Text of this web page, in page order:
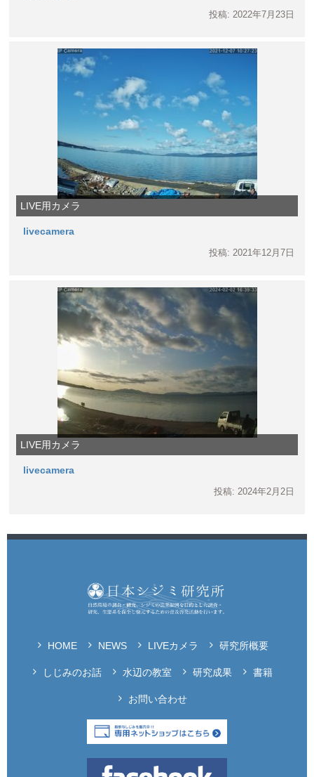
投稿: 2022年7月23日
LIVE用カメラ
livecamera
投稿: 2021年12月7日
LIVE用カメラ
livecamera
投稿: 2024年2月2日
HOME NEWS LIVEカメラ 研究所概要
しじみのお話 水辺の教室 研究成果 書籍
お問い合わせ